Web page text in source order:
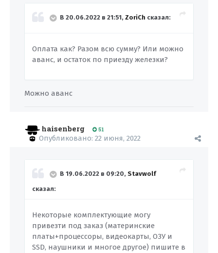
В 20.06.2022 в 21:51, ZoriCh сказал:
Оплата как? Разом всю сумму? Или можно
аванс, и остаток по приезду железки?
Можно аванс
haisenberg 51
Опубликовано: 22 июня, 2022
В 19.06.2022 в 09:20, Stavwolf
сказал:
Некоторые комплектующие могу
привезти под заказ (материнские
платы+процессоры, видеокарты, ОЗУ и
SSD, наушники и многое другое) пишите в